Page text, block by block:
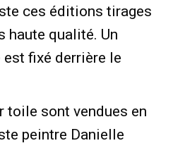
ces éditions tirages
haute qualité. Un
est fixé derrière le
toile sont vendues en
peintre Danielle